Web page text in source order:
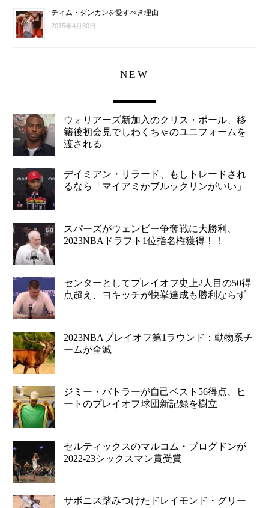
ティム・ダンカンを愛すべき理由
2015年4月30日
NEW
ウォリアーズ新加入のクリス・ポール、移
籍後初会見でしわくちゃのユニフォームを
渡される
デイミアン・リラード、もしトレードされ
るなら「マイアミかブルックリンがいい」
スパーズがウェンビー争奪戦に大勝利、
2023NBAドラフト1位指名権獲得！！
センターとしてプレイオフ史上2人目の50得
点超え、ヨキッチが快挙達成も勝利ならず
2023NBAプレイオフ第1ラウンド：動物系チ
ームが全滅
ジミー・バトラーが自己ベスト56得点、ヒ
ートのプレイオフ球団新記録を樹立
セルティックスのマルコム・ブログドンが
2022-23シックスマン賞受賞
サボニス踏みつけたドレイモンド・グリー